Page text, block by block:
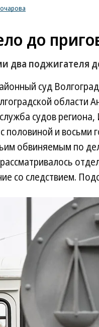
до
два поджигателя
суд
области
судов
половиной и восьми
обвиняемым по
со следствием.